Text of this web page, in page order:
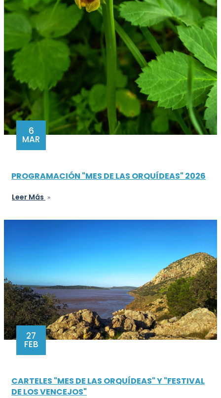
6
MAR
PROGRAMACIÓN "MES DE LAS ORQUÍDEAS" 2026
Leer Más
27
FEB
CARTELES "MES DE LAS ORQUÍDEAS" Y "FESTIVAL
DE LOS VENCEJOS"